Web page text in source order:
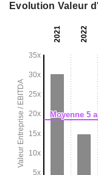
Evolution Valeur